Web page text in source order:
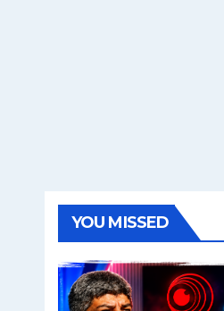
YOU MISSED